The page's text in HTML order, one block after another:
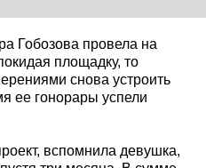
Гобозова провела на
площадку, то
снова устроить
ее гонорары успели
вспомнила девушка,